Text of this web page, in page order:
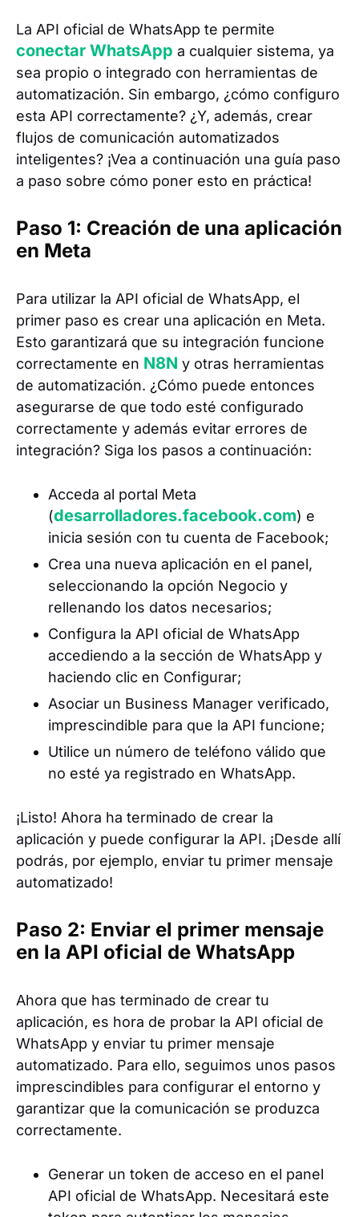
La API oficial de WhatsApp te permite
conectar WhatsApp a cualquier sistema, ya
sea propio o integrado con herramientas de
automatización. Sin embargo, ¿cómo configuro
esta API correctamente? ¿Y, además, crear
flujos de comunicación automatizados
inteligentes? ¡Vea a continuación una guía paso
a paso sobre cómo poner esto en práctica!
Paso 1: Creación de una aplicación
en Meta
Para utilizar la API oficial de WhatsApp, el
primer paso es crear una aplicación en Meta.
Esto garantizará que su integración funcione
correctamente en N8N y otras herramientas
de automatización. ¿Cómo puede entonces
asegurarse de que todo esté configurado
correctamente y además evitar errores de
integración? Siga los pasos a continuación:
Acceda al portal Meta
(desarrolladores.facebook.com) e
inicia sesión con tu cuenta de Facebook;
Crea una nueva aplicación en el panel,
seleccionando la opción Negocio y
rellenando los datos necesarios;
Configura la API oficial de WhatsApp
accediendo a la sección de WhatsApp y
haciendo clic en Configurar;
Asociar un Business Manager verificado,
imprescindible para que la API funcione;
Utilice un número de teléfono válido que
no esté ya registrado en WhatsApp.
¡Listo! Ahora ha terminado de crear la
aplicación y puede configurar la API. ¡Desde allí
podrás, por ejemplo, enviar tu primer mensaje
automatizado!
Paso 2: Enviar el primer mensaje
en la API oficial de WhatsApp
Ahora que has terminado de crear tu
aplicación, es hora de probar la API oficial de
WhatsApp y enviar tu primer mensaje
automatizado. Para ello, seguimos unos pasos
imprescindibles para configurar el entorno y
garantizar que la comunicación se produzca
correctamente.
Generar un token de acceso en el panel
API oficial de WhatsApp. Necesitará este